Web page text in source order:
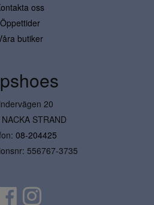
oss
Öppettider
butiker
20
STRAND
08-204425
556767-3735